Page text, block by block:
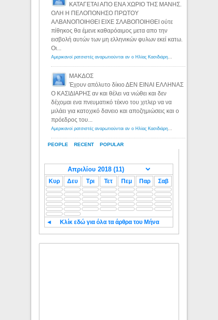
PEOPLE RECENT POPULAR
ΚΑΤΑΓΕΤΑΙ ΑΠΟ ΕΝΑ ΧΩΡΙΟ ΤΗΣ ΜΑΝΗΣ.
ΟΛΗ Η ΠΕΛΟΠΟΝΗΣΟ ΠΡΩΤΟΥ
ΑΛΒΑΝΟΠΟΙΗΘΕΙ ΕΙΧΕ ΣΛΑΒΟΠΟΙΗΘΕΙ ούτε
πίθηκος θα έμενε καθαρόαιμος μετα απο την
εισβολή αυτών των μη ελληνικών φυλων εκεί κατω.
Οι...
Αμερικανοί ρατσιστές αναρωτιούνται αν ο Ηλίας Κασιδιάρης ανήκει στη λευκή φυλή... - Λόγιος Ερμής
ΜΑΚΔΟΣ
Έχουν απόλυτο δίκιο ΔΕΝ ΕΙΝΑΙ ΕΛΛΗΝΑΣ
Ο ΚΑΣΙΔΙΑΡΗΣ αν και θέλει να νιώθει και δεν
δέχομαι ενα πνευματικό τέκνο του χιτλερ να να
μιλάει για κατοχικό δανειο και αποζημιώσεις και ο
πρόεδρος του...
Αμερικανοί ρατσιστές αναρωτιούνται αν ο Ηλίας Κασιδιάρης ανήκει στη λευκή φυλή... - Λόγιος Ερμής
Κυρ Δευ Τρι Τετ Πεμ Παρ Σαβ
◄ Κλίκ εδώ για όλα τα άρθρα του Μήνα